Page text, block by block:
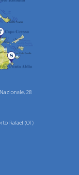
28
Rafael (OT)